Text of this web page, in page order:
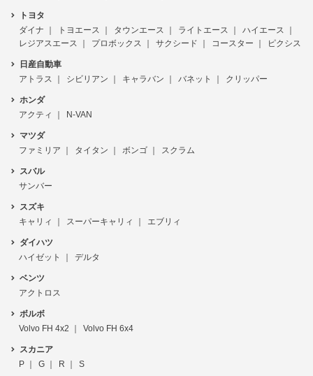
トヨタ
ダイナ
トヨエース タウンエース ライトエース
ハイエース
レジアスエース
プロボックス サクシード コースター ピクシス
日産自動車
アトラス
シビリアン キャラバン バネット クリッパー
ホンダ
アクティ
N-VAN
マツダ
ファミリア
タイタン ボンゴ スクラム
スバル
サンバー
スズキ
キャリィ
スーパーキャリィ エブリィ
ダイハツ
ハイゼット
デルタ
ベンツ
アクトロス
ボルボ
Volvo FH 4x2
Volvo FH 6x4
スカニア
P
G R S